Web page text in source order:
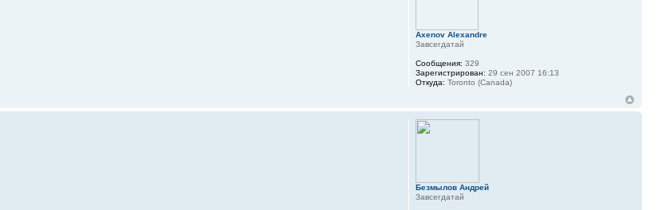
Axenov Alexandre
Завсегдатай
Сообщения: 329
Зарегистрирован: 29 сен 2007 16:13
Откуда: Toronto (Canada)
Безмылов Андрей
Завсегдатай